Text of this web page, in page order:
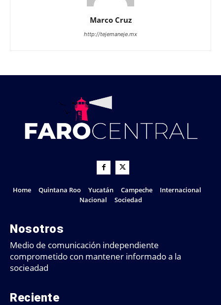
Marco Cruz
http://tejemaneje.mx
Home Quintana Roo Yucatán Campeche
Internacional
Nacional
Sociedad
Nosotros
Medio de comunicación independiente
comprometido con mantener informado a la
socieadad
Reciente